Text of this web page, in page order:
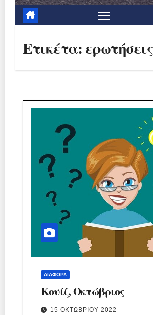
Ετικέτα:ερωτήσεις
ΔΙΆΦΟΡΑ
Κουίζ, Οκτώβριος
15 ΟΚΤΩΒΡΊΟΥ 2022